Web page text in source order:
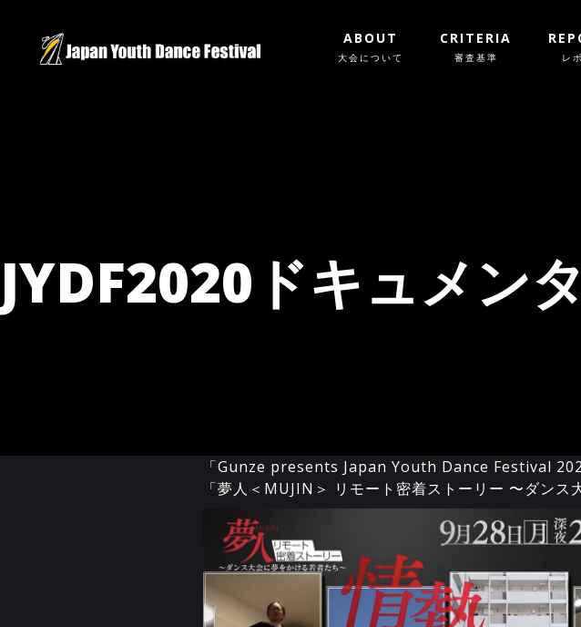
ABOUT
大会について
CRITERIA
審査基準 レ
JYDF2020ドキュメン
「Gunze presents Japan Youth Dance Festival
「夢人＜MUJIN＞ リモート密着ストーリー 〜ダン